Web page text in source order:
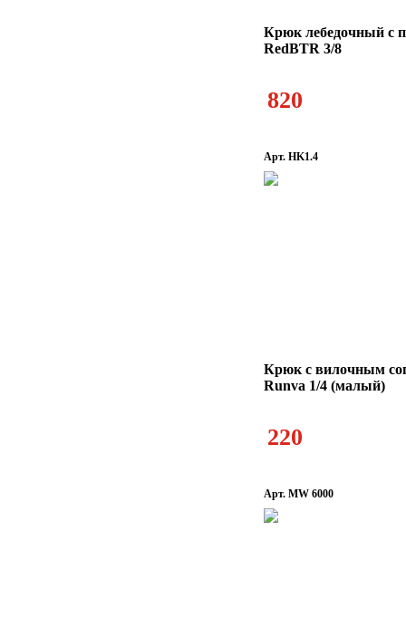
Крюк лебедочный с
RedBTR 3/8
820
Арт. HK1.4
Крюк с вилочным
Runva 1/4 (малый)
220
Арт. MW 6000